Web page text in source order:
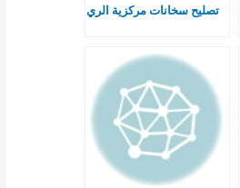
تصليح سخانات مركزية الري